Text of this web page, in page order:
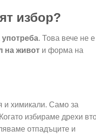
избор?
употреба. Това вече не е
на живот и форма на
и химикали. Само за
избираме дрехи
отпадъците и